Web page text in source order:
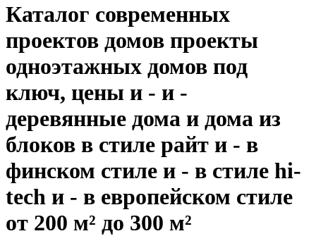
Каталог современных
проектов домов проекты
одноэтажных домов под
ключ, цены и - и -
деревянные дома и дома из
блоков в стиле райт и - в
финском стиле и - в стиле hi-
tech и - в европейском стиле
от 200 м² до 300 м²